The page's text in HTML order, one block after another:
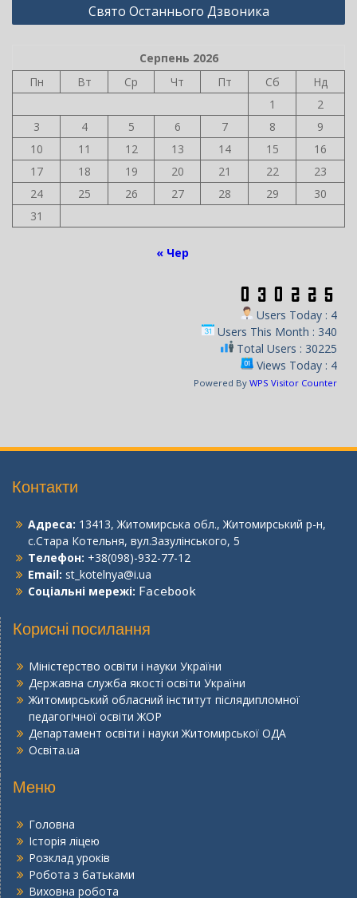
Свято Останнього Дзвоника
Серпень 2026
Пн
Вт Ср Чт Пт Сб
Нд
1
2
3
4 5 6 7 8
9
10
11 12 13 14 15
16
17
18 19 20 21 22
23
24
25 26 27 28 29
30
31
« Чер
Users Today : 4
Users This Month : 340
Total Users : 30225
Views Today : 4
Powered By WPS Visitor Counter
Контакти
Адреса: 13413, Житомирська обл., Житомирський р-н,
с.Стара Котельня, вул.Зазулінського, 5
Телефон: +38(098)-932-77-12
Email: st_kotelnya@i.ua
Соціальні мережі: Facebook
Корисні посилання
Міністерство освіти і науки України
Державна служба якості освіти України
Житомирський обласний інститут післядипломної
педагогічної освіти ЖОР
Департамент освіти і науки Житомирської ОДА
Освіта.ua
Меню
Головна
Історія ліцею
Розклад уроків
Робота з батьками
Виховна робота